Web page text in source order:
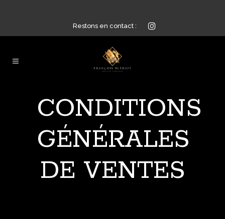
Restons en contact :
CONDITIONS
GÉNÉRALES
DE VENTES